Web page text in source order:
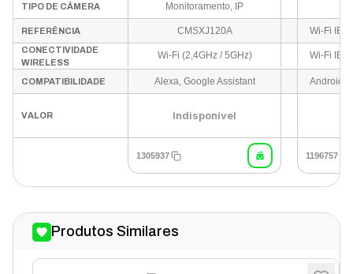
TIPO DE CÂMERA Monitoramento, IP
REFERÊNCIA CMSXJ120A
CONECTIVIDADE
WIRELESS
Wi-Fi (2,4GHz / 5GHz)
COMPATIBILIDADE Alexa, Google Assistant
VALOR Indisponível
1305937 1196757
Produtos Similares